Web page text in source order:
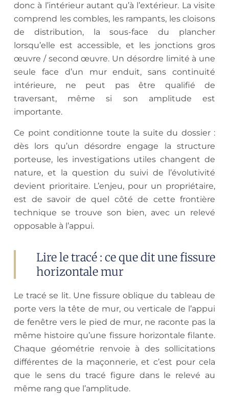
donc à l’intérieur autant qu’à l’extérieur. La visite
comprend les combles, les rampants, les cloisons
de distribution, la sous-face du plancher
lorsqu’elle est accessible, et les jonctions gros
œuvre / second œuvre. Un désordre limité à une
seule face d’un mur enduit, sans continuité
intérieure, ne peut pas être qualifié de
traversant, même si son amplitude est
importante.
Ce point conditionne toute la suite du dossier :
dès lors qu’un désordre engage la structure
porteuse, les investigations utiles changent de
nature, et la question du suivi de l’évolutivité
devient prioritaire. L’enjeu, pour un propriétaire,
est de savoir de quel côté de cette frontière
technique se trouve son bien, avec un relevé
opposable à l’appui.
Lire le tracé : ce que dit une fissure
horizontale mur
Le tracé se lit. Une fissure oblique du tableau de
porte vers la tête de mur, ou verticale de l’appui
de fenêtre vers le pied de mur, ne raconte pas la
même histoire qu’une fissure horizontale filante.
Chaque géométrie renvoie à des sollicitations
différentes de la maçonnerie, et c’est pour cela
que le sens du tracé figure dans le relevé au
même rang que l’amplitude.